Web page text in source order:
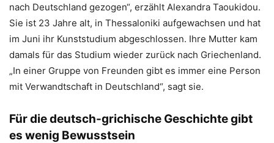
nach Deutschland gezogen“, erzählt Alexandra Taoukidou.
Sie ist 23 Jahre alt, in Thessaloniki aufgewachsen und hat
im Juni ihr Kunststudium abgeschlossen. Ihre Mutter kam
damals für das Studium wieder zurück nach Griechenland.
„In einer Gruppe von Freunden gibt es immer eine Person
mit Verwandtschaft in Deutschland“, sagt sie.
Für die deutsch-grichische Geschichte gibt
es wenig Bewusstsein